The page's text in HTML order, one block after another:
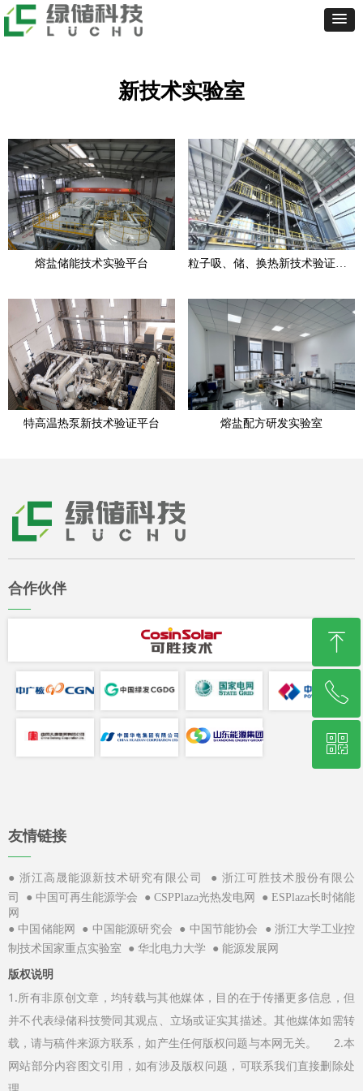
新技术实验室
熔盐储能技术实验平台 粒子吸、储、换热新技术验证平台
特高温热泵新技术验证平台 熔盐配方研发实验室
友情链接
——
●浙江高晟能源新技术研究有限公司 ● 浙江可胜技术股份有限公
司
● 中国可再生能源学会 ● CSPPlaza光热发电网 ● ESPlaza长时储能
网
●中国储能网 ● 中国能源研究会 ● 中国节能协会 ●浙江大学工业控
制技术国家重点实验室
● 华北电力大学 ● 能源发展网
版权说明
1.所有非原创文章，均转载与其他媒体，目的在于传播更多信息，但
并不代表绿储科技赞同其观点、立场或证实其描述。其他媒体如需转
载，请与稿件来源方联系，如产生任何版权问题与本网无关。 2.本
网站部分内容图文引用，如有涉及版权问题，可联系我们直接删除处
合作伙伴
——
ꁸ
回到顶部
ꂅ
400-656-5722
ꀥ